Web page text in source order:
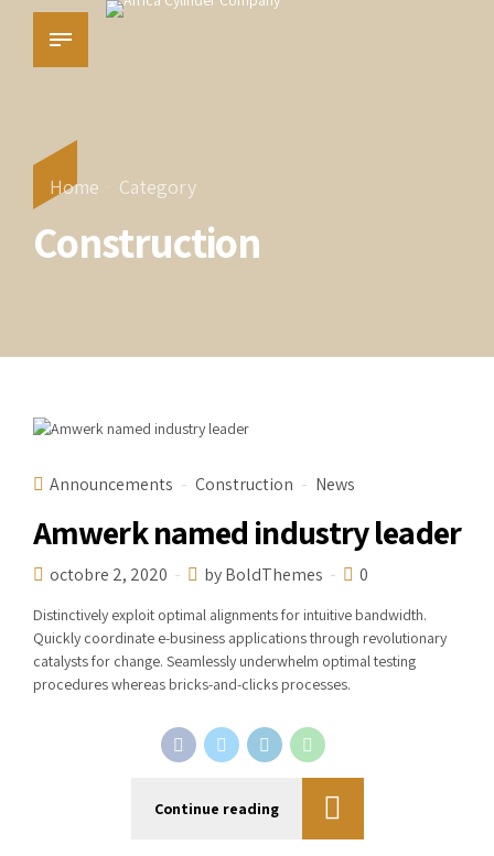
Home Category
Construction
Announcements Construction News
Amwerk named industry leader
octobre 2, 2020 by BoldThemes 0
Distinctively exploit optimal alignments for intuitive bandwidth.
Quickly coordinate e-business applications through revolutionary
catalysts for change. Seamlessly underwhelm optimal testing
procedures whereas bricks-and-clicks processes.
Continue reading